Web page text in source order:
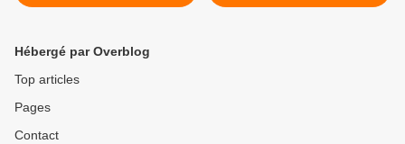
Hébergé par Overblog
Top articles
Pages
Contact